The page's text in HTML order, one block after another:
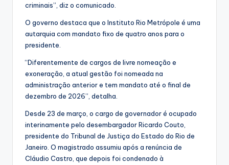
criminais”, diz o comunicado.
O governo destaca que o Instituto Rio Metrópole é uma
autarquia com mandato fixo de quatro anos para o
presidente.
“Diferentemente de cargos de livre nomeação e
exoneração, a atual gestão foi nomeada na
administração anterior e tem mandato até o final de
dezembro de 2026”, detalha.
Desde 23 de março, o cargo de governador é ocupado
interinamente pelo desembargador Ricardo Couto,
presidente do Tribunal de Justiça do Estado do Rio de
Janeiro. O magistrado assumiu após a renúncia de
Cláudio Castro, que depois foi condenado à